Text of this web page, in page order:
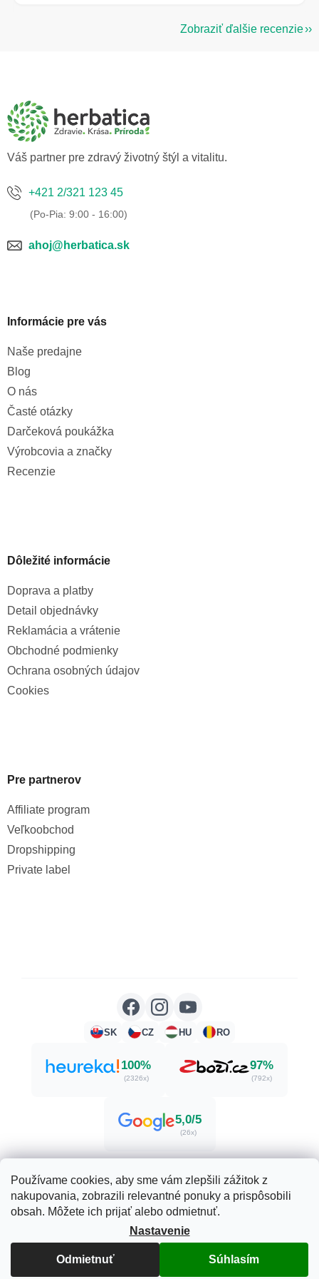
Používame cookies, aby sme vám zlepšili zážitok z
nakupovania, zobrazili relevantné ponuky a prispôsobili
obsah. Môžete ich prijať alebo odmietnuť.
Nastavenie
Odmietnuť Súhlasím
Zobraziť ďalšie recenzie
Váš partner pre zdravý životný štýl a vitalitu.
+421 2/321 123 45
ahoj@herbatica.sk
Informácie pre vás
Naše predajne
Blog
O nás
Časté otázky
Darčeková poukážka
Výrobcovia a značky
Recenzie
Dôležité informácie
Doprava a platby
Detail objednávky
Reklamácia a vrátenie
Obchodné podmienky
Ochrana osobných údajov
Cookies
Pre partnerov
Affiliate program
Veľkoobchod
Dropshipping
Private label
SK CZ HU RO
100%
(2326x)
97%
(792x)
5,0/5
(26x)
Vytvoril Shoptet
Copyright 2026Herbatica.sk. Všetky práva vyhradené.
Upraviť nastavenie cookies